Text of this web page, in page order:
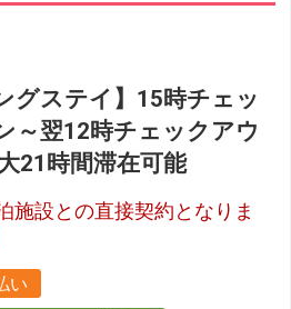
グステイ】15時チェッ
～翌12時チェックアウ
21時間滞在可能
施設との直接契約となりま
い